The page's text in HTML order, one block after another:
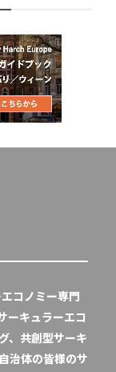
コノミー専門
ーキュラーエコ
、共創型サーキ
治体の皆様のサ